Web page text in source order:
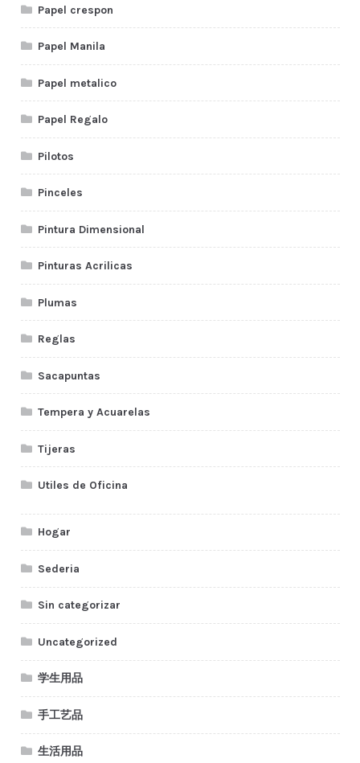
Papel crespon
Papel Manila
Papel metalico
Papel Regalo
Pilotos
Pinceles
Pintura Dimensional
Pinturas Acrilicas
Plumas
Reglas
Sacapuntas
Tempera y Acuarelas
Tijeras
Utiles de Oficina
Hogar
Sederia
Sin categorizar
Uncategorized
学生用品
手工艺品
生活用品